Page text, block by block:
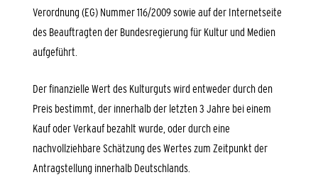
Verordnung (EG) Nummer 116/2009 sowie auf der Internetseite
des Beauftragten der Bundesregierung für Kultur und Medien
aufgeführt.
Der finanzielle Wert des Kulturguts wird entweder durch den
Preis bestimmt, der innerhalb der letzten 3 Jahre bei einem
Kauf oder Verkauf bezahlt wurde, oder durch eine
nachvollziehbare Schätzung des Wertes zum Zeitpunkt der
Antragstellung innerhalb Deutschlands.